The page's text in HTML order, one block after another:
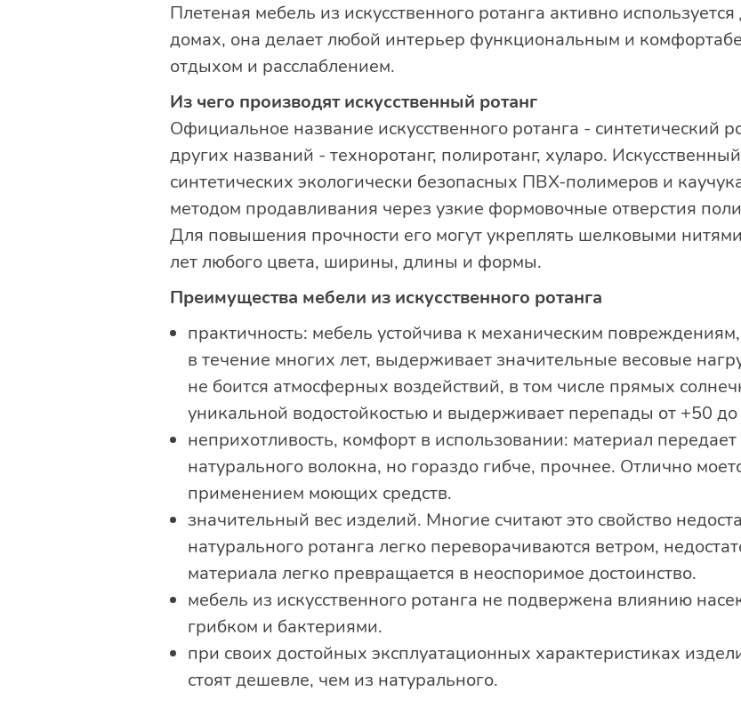
Плетеная мебель из искусственного ротанга активно
домах, она делает любой интерьер функциональным и
отдыхом и расслаблением.
Из чего производят искусственный ротанг
Официальное название искусственного ротанга - синтетический
других названий - техноротанг, полиротанг, хуларо.
синтетических экологически безопасных ПВХ-полимеров и
методом продавливания через узкие формовочные отверстия
Для повышения прочности его могут укреплять шелковыми
лет любого цвета, ширины, длины и формы.
Преимущества мебели из искусственного ротанга
практичность: мебель устойчива к механическим
в течение многих лет, выдерживает значительные весовые
не боится атмосферных воздействий, в том числе прямых
уникальной водостойкостью и выдерживает перепады от +50 до
неприхотливость, комфорт в использовании: материал
натурального волокна, но гораздо гибче, прочнее. Отлично
применением моющих средств.
значительный вес изделий. Многие считают это свойство
натурального ротанга легко переворачиваются ветром,
материала легко превращается в неоспоримое достоинство.
мебель из искусственного ротанга не подвержена влиянию
грибком и бактериями.
при своих достойных эксплуатационных характеристиках
стоят дешевле, чем из натурального.